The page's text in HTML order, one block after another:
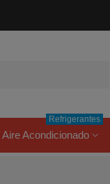
Acondicionado
Refrigerantes